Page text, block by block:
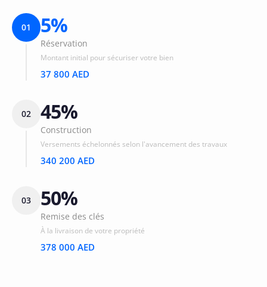
01 5%
Réservation
Montant initial pour sécuriser votre bien
37 800 AED
02 45%
Construction
Versements échelonnés selon l'avancement des travaux
340 200 AED
03 50%
Remise des clés
À la livraison de votre propriété
378 000 AED